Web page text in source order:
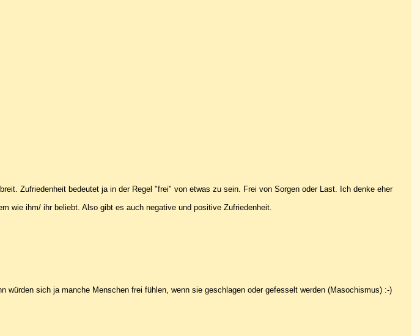
Zufriedenheit bedeutet ja in der Regel "frei" von etwas zu sein. Frei von Sorgen oder Last. Ich denke eher
wie ihm/ ihr beliebt. Also gibt es auch negative und positive Zufriedenheit.
sich ja manche Menschen frei fühlen, wenn sie geschlagen oder gefesselt werden (Masochismus) :-)